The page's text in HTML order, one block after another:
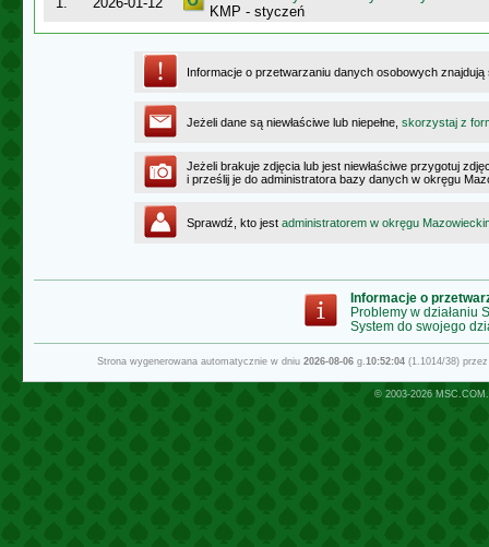
KMP - styczeń
Informacje o przetwarzaniu danych osobowych
Jeżeli dane są niewłaściwe lub niepełne, skorzystaj z
Jeżeli brakuje zdjęcia lub jest niewłaściwe przygotuj
i prześlij je do administratora bazy danych w okręgu
Sprawdź, kto jest administratorem w okręgu
Informacje o
Problemy w działaniu
System do swojego
Strona wygenerowana automatycznie w dniu 2026-08-06g.10:52:04(1.1014/38)
© 2003-2026